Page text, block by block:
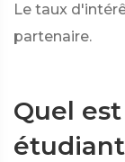
Le taux
partenaire.
Quel